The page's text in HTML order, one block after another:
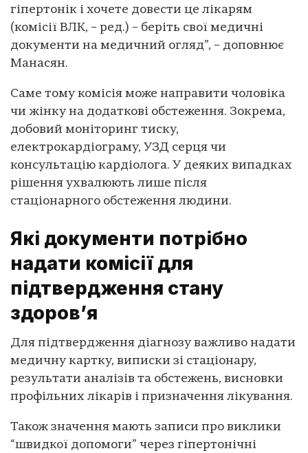
гіпертонік і хочете довести це лікарям
(комісії ВЛК, – ред.) – беріть свої медичні
документи на медичний огляд”, – доповнює
Манасян.
Саме тому комісія може направити чоловіка
чи жінку на додаткові обстеження. Зокрема,
добовий моніторинг тиску,
електрокардіограму, УЗД серця чи
консультацію кардіолога. У деяких випадках
рішення ухвалюють лише після
стаціонарного обстеження людини.
Які документи потрібно
надати комісії для
підтвердження стану
здоров’я
Для підтвердження діагнозу важливо надати
медичну картку, виписки зі стаціонару,
результати аналізів та обстежень, висновки
профільних лікарів і призначення лікування.
Також значення мають записи про виклики
“швидкої допомоги” через гіпертонічні